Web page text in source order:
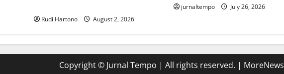
Rudi Hartono August 2, 2026
jurnaltempo July 26, 2026
Copyright © Jurnal Tempo | All rights reserved. | MoreNews